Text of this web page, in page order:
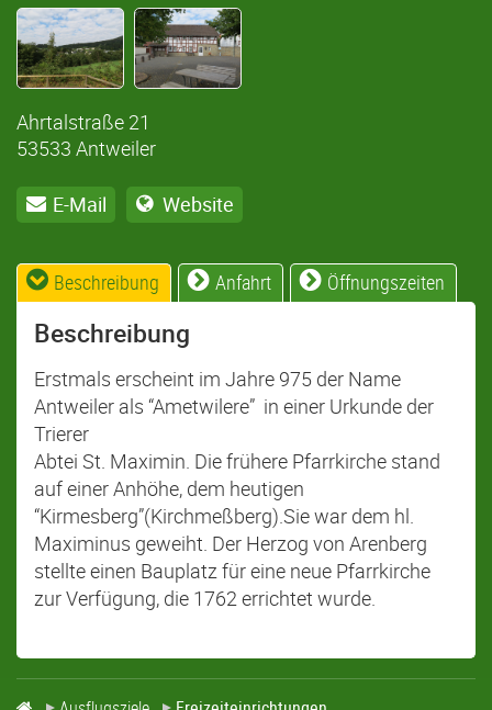
Ahrtalstraße 21
53533 Antweiler
E-Mail Website
Beschreibung Anfahrt Öffnungszeiten
Beschreibung
Erstmals erscheint im Jahre 975 der Name
Antweiler als “Ametwilere” in einer Urkunde der
Trierer
Abtei St. Maximin. Die frühere Pfarrkirche stand
auf einer Anhöhe, dem heutigen
“Kirmesberg”(Kirchmeßberg).Sie war dem hl.
Maximinus geweiht. Der Herzog von Arenberg
stellte einen Bauplatz für eine neue Pfarrkirche
zur Verfügung, die 1762 errichtet wurde.